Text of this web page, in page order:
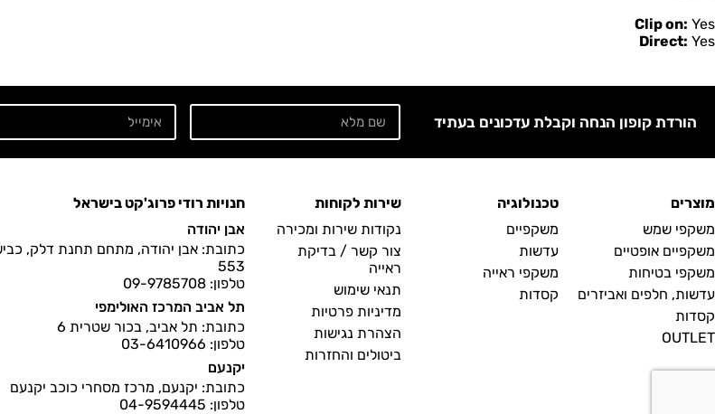
Clip on: Yes
Direct: Yes
הורדת קופון הנחה וקבלת עדכונים בעתיד
מוצרים
משקפי שמש
משקפיים אופטיים
משקפי בטיחות
עדשות, חלפים ואביזרים
קסדות
OUTLET
טכנולוגיה
משקפיים
עדשות
משקפי ראייה
קסדות
שירות לקוחות
נקודות שירות ומכירה
צור קשר / בדיקת
ראייה
תנאי שימוש
מדיניות פרטיות
הצהרת נגישות
ביטולים והחזרות
חנויות רודי פרוג'קט בישראל
אבן יהודה
כתובת: אבן יהודה, מתחם תחנת דלק,
553
טלפון: 09-9785708
תל אביב המרכז האולימפי
כתובת: תל אביב, בכור שטרית 6
טלפון: 03-6410966
יקנעם
כתובת: יקנעם, מרכז מסחרי כוכב יקנעם
טלפון: 04-9594445